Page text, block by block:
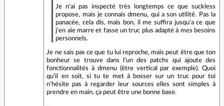
Je n'ai pas inspecté très longtemps ce que suckless
propose, mais je connais dmenu, qui a son utilité. Pas la
panacée, cela dis, mais bon, il me suffira jusqu'a ce que
j'en aie marre et fasse un truc plus adapté à mes besoins
personnels.
Je ne sais pas ce que tu lui reproche, mais peut être que ton
bonheur se trouve dans l'un des patchs qui ajoute des
fonctionnalités à dmenu (être vertical par exemple). Quoi
qu'il en soit, si tu te met à bosser sur un truc pour toi
n'hésite pas à regarder leur sources elles sont simples à
prendre en main, ça peut être une bonne base.